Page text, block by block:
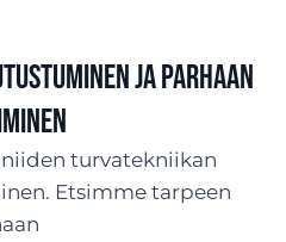
ja parhaan
turvatekniikan
Etsimme tarpeen